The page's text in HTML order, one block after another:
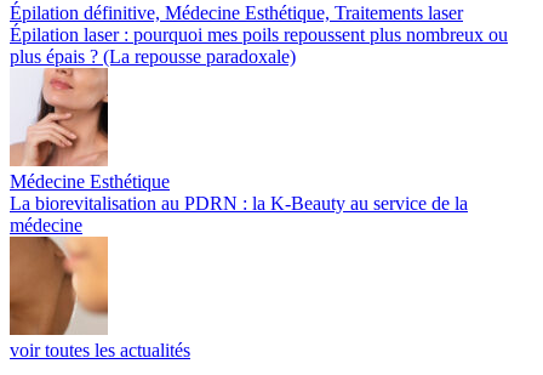
Épilation définitive, Médecine Esthétique, Traitements laser
Épilation laser : pourquoi mes poils repoussent plus nombreux ou
plus épais ? (La repousse paradoxale)
Médecine Esthétique
La biorevitalisation au PDRN : la K-Beauty au service de la
médecine
voir toutes les actualités